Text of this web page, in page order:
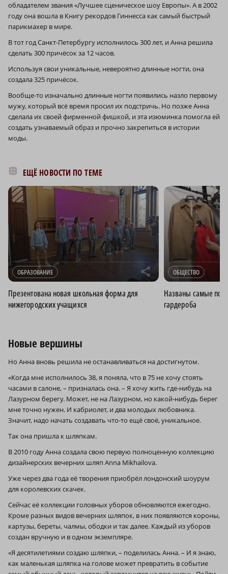
обладателем звания «Лучшее сценическое шоу Европы». А в 2002
году она вошла в Книгу рекордов Гиннесса как самый быстрый
парикмахер в мире.
В тот год Санкт-Петербургу исполнилось 300 лет, и Анна решила
сделать 300 причёсок за 12 часов.
Используя свои уникальные, невероятно длинные ногти, она
создала 325 причёсок.
Вообще-то изначально длинные ногти появились назло первому
мужу, который всё время просил их подстричь. Но позже Анна
сделала их своей фирменной фишкой, и эта изюминка помогла ей
создать узнаваемый образ и прочно закрепиться в истории
моды.
ЕЩЁ НОВОСТИ ПО ТЕМЕ
ОБРАЗОВАНИЕ r
Презентована новая школьная форма для
нижегородских учащихся
ОБЩЕСТВО
Названы самые
гардероба
Новые вершины
Но Анна вновь решила не останавливаться на достигнутом.
«Когда мне исполнилось 38, я поняла, что в 75 не хочу стоять
часами в салоне, – призналась она. – Я хочу жить где-нибудь на
Лазурном берегу. Может, не на Лазурном, но какой-нибудь берег
мне точно нужен. И кабриолет, и два молодых любовника.
Значит, надо начать создавать что-то ещё своё, уникальное.
Так она пришла к шляпкам.
В 2010 году Анна создала свою первую полноценную коллекцию
дизайнерских вечерних шляп Anna Mikhailova.
Уже через два года её творения приобрёл лондонский шоурум
для королевских скачек.
Сейчас её коллекции головных уборов обновляются ежегодно.
Кроме разных видов вечерних шляпок, в них появляются короны,
картузы, береты, чалмы, ободки и так далее. Каждый из уборов
создан вручную и в одном экземпляре.
«Я десятилетиями создаю шляпки, – поделилась Анна. – И я знаю,
как маленькая шляпка на голове может превратить в событие